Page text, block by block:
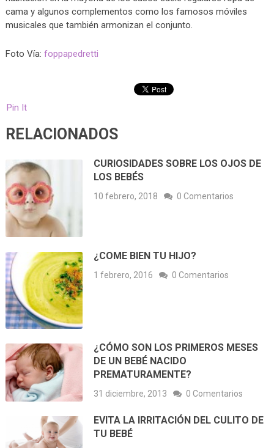
cama y algunos complementos como los famosos móviles
musicales que también armonizan el conjunto.
Foto Vía: foppapedretti
Pin It
RELACIONADOS
CURIOSIDADES SOBRE LOS OJOS DE
LOS BEBÉS
10 febrero, 2018 0 Comentarios
¿COME BIEN TU HIJO?
1 febrero, 2016 0 Comentarios
¿CÓMO SON LOS PRIMEROS MESES
DE UN BEBÉ NACIDO
PREMATURAMENTE?
31 diciembre, 2013 0 Comentarios
EVITA LA IRRITACIÓN DEL CULITO DE
TU BEBÉ